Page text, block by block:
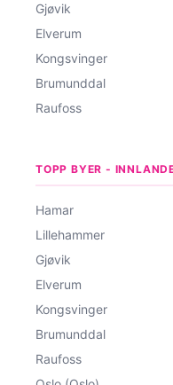
Gjøvik
Elverum
Kongsvinger
Brumunddal
Raufoss
TOPP BYER -
Hamar
Lillehammer
Gjøvik
Elverum
Kongsvinger
Brumunddal
Raufoss